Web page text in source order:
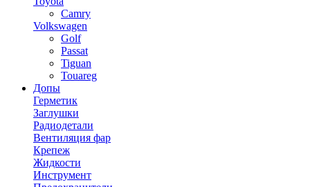
Camry
Volkswagen
Golf
Passat
Tiguan
Touareg
Допы
Герметик
Заглушки
Радиодетали
Вентиляция фар
Крепеж
Жидкости
Инструмент